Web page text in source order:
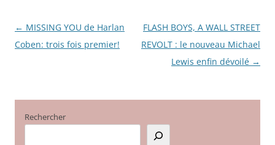
Navigation
des
← MISSING YOU de Harlan
Coben: trois fois premier!
FLASH BOYS, A WALL STREET
REVOLT : le nouveau Michael
Lewis enfin dévoilé →
Rechercher